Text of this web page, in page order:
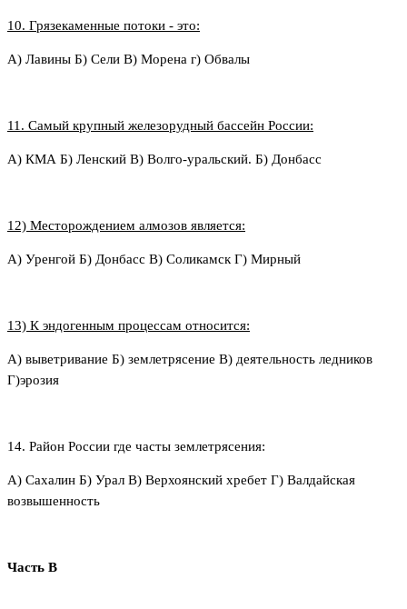
10. Грязекаменные потоки - это:
А) Лавины Б) Сели В) Морена г) Обвалы
11. Самый крупный железорудный бассейн России:
А) КМА Б) Ленский В) Волго-уральский. Б) Донбасс
12) Месторождением алмозов является:
А) Уренгой Б) Донбасс В) Соликамск Г) Мирный
13) К эндогенным процессам относится:
А) выветривание Б) землетрясение В) деятельность ледников
Г)эрозия
14. Район России где часты землетрясения:
А) Сахалин Б) Урал В) Верхоянский хребет Г) Валдайская
возвышенность
Часть В